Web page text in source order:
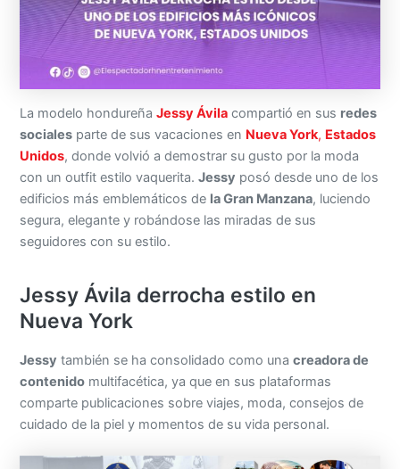
La modelo hondureñaJessy Ávila compartió en sus redes
sociales parte de sus vacaciones en Nueva York, Estados
Unidos, donde volvió a demostrar su gusto por la moda
con un outfit estilo vaquerita.Jessy posó desde uno de los
edificios más emblemáticos de la Gran Manzana, luciendo
segura, elegante y robándose las miradas de sus
seguidores con su estilo.
Jessy Ávila derrocha estilo en
Nueva York
Jessy también se ha consolidado como unacreadora de
contenido multifacética, ya que en sus plataformas
comparte publicaciones sobre viajes, moda, consejos de
cuidado de la piel y momentos de su vida personal.